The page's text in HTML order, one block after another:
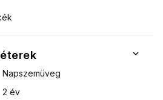
Napszemüveg
2 év